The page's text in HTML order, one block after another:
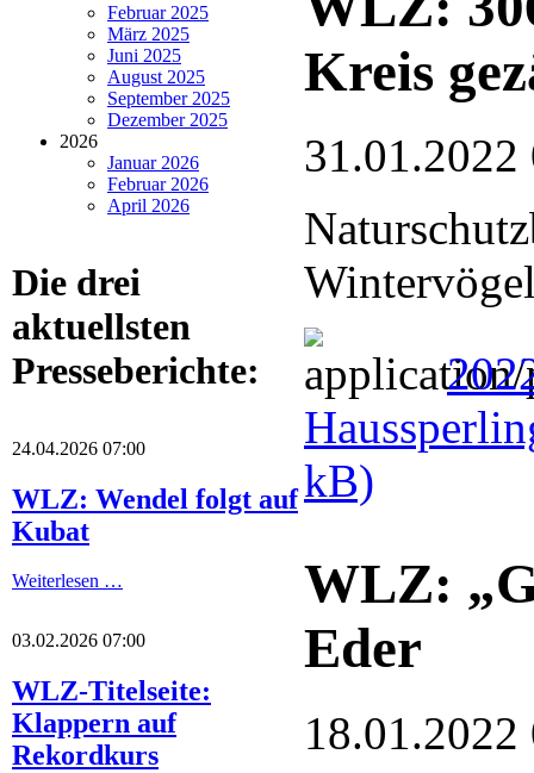
Februar 2025
März 2025
Juni 2025
August 2025
September 2025
Dezember 2025
2026
Januar 2026
Februar 2026
April 2026
Die drei
aktuellsten
Presseberichte:
24.04.2026 07:00
WLZ: Wendel folgt auf
Kubat
Weiterlesen …
03.02.2026 07:00
WLZ-Titelseite:
Klappern auf
Rekordkurs
Kreis
31.01.2022
kB)
WLZ:
Eder
18.01.2022